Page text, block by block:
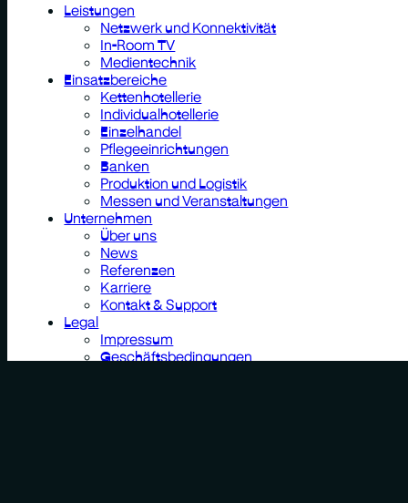
Leistungen
Netzwerk und Konnektivität
In-Room TV
Medientechnik
Einsatzbereiche
Kettenhotellerie
Individualhotellerie
Einzelhandel
Pflegeeinrichtungen
Banken
Produktion und Logistik
Messen und Veranstaltungen
Unternehmen
Über uns
News
Referenzen
Karriere
Kontakt & Support
Legal
Impressum
Geschäftsbedingungen